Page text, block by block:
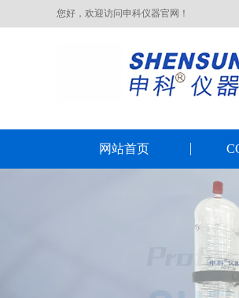
您好，欢迎访问申科仪器官网！
网站首页